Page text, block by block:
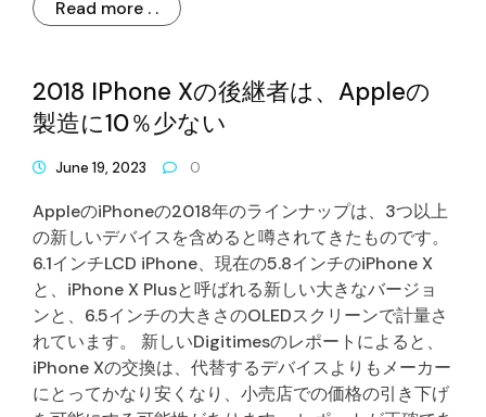
Read more . .
2018 IPhone Xの後継者は、Appleの
製造に10％少ない
June 19, 2023 0
AppleのiPhoneの2018年のラインナップは、3つ以上
の新しいデバイスを含めると噂されてきたものです。
6.1インチLCD iPhone、現在の5.8インチのiPhone X
と、iPhone X Plusと呼ばれる新しい大きなバージョ
ンと、6.5インチの大きさのOLEDスクリーンで計量さ
れています。 新しいDigitimesのレポートによると、
iPhone Xの交換は、代替するデバイスよりもメーカー
にとってかなり安くなり、小売店での価格の引き下げ